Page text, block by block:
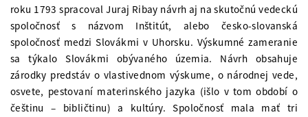
roku 1793 spracoval Juraj Ribay návrh aj na skutočnú vedeckú
spoločnosť s názvom Inštitút, alebo česko-slovanská
spoločnosť medzi Slovákmi v Uhorsku. Výskumné zameranie
sa týkalo Slovákmi obývaného územia. Návrh obsahuje
zárodky predstáv o vlastivednom výskume, o národnej vede,
osvete, pestovaní materinského jazyka (išlo v tom období o
češtinu – bibličtinu) a kultúry. Spoločnosť mala mať tri